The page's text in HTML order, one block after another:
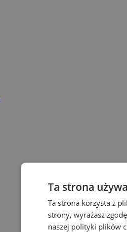
Ta strona
Ta strona korzysta z
strony, wyrażasz
naszej polityki plików